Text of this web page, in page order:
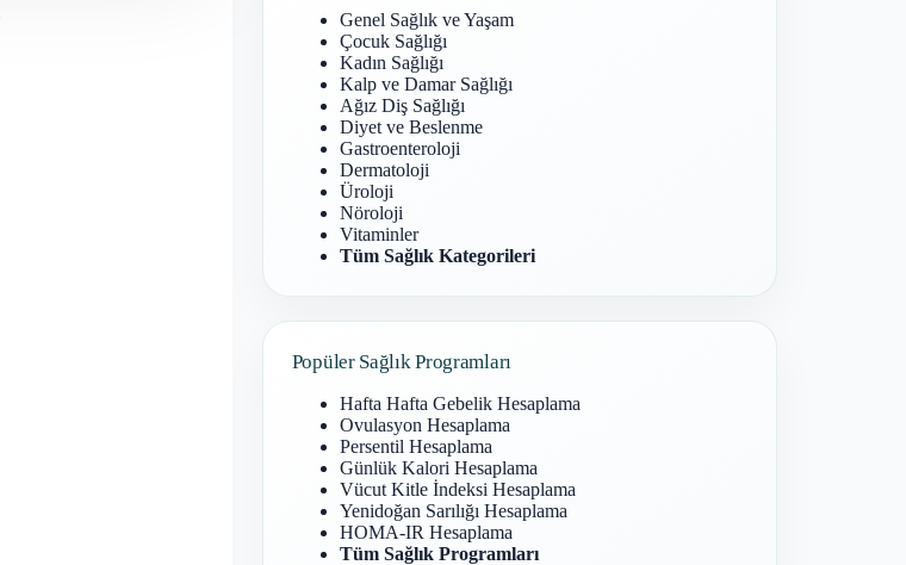
Genel Sağlık ve Yaşam
Çocuk Sağlığı
Kadın Sağlığı
Kalp ve Damar Sağlığı
Ağız Diş Sağlığı
Diyet ve Beslenme
Gastroenteroloji
Dermatoloji
Üroloji
Nöroloji
Vitaminler
Tüm Sağlık Kategorileri
Popüler Sağlık Programları
Hafta Hafta Gebelik Hesaplama
Ovulasyon Hesaplama
Persentil Hesaplama
Günlük Kalori Hesaplama
Vücut Kitle İndeksi Hesaplama
Yenidoğan Sarılığı Hesaplama
HOMA-IR Hesaplama
Tüm Sağlık Programları